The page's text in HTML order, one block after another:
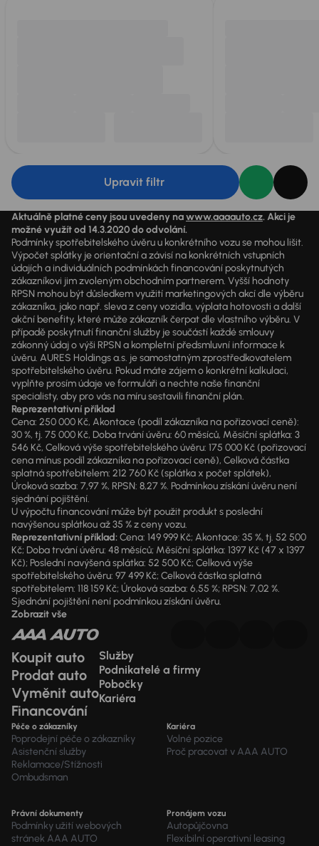
Upravit filtr
Aktuálně platné ceny jsou uvedeny nawww.aaaauto.cz. Akci je
možné využít od 14.3.2020 do odvolání.
Podmínky spotřebitelského úvěru u konkrétního vozu se mohou lišit.
Výpočet splátky je orientační a závisí na konkrétních vstupních
údajích a individuálních podmínkách financování poskytnutých
zákazníkovi jim zvoleným obchodním partnerem. Vyšší hodnoty
RPSN mohou být důsledkem využití marketingových akcí dle výběru
zákazníka, jako např. sleva z ceny vozidla, výplata hotovosti a další
akční benefity, které může zákazník čerpat dle vlastního výběru. V
případě poskytnutí finanční služby je součástí každé smlouvy
zákonný údaj o výši RPSN a kompletní předsmluvní informace k
úvěru. AURES Holdings a.s. je samostatným zprostředkovatelem
spotřebitelského úvěru. Pokud máte zájem o konkrétní kalkulaci,
vyplňte prosím údaje ve formuláři a nechte naše finanční
specialisty, aby pro vás na míru sestavili finanční plán.
Reprezentativní příklad
Cena: 250 000 Kč, Akontace (podíl zákazníka na pořizovací ceně):
30 %, tj. 75 000 Kč, Doba trvání úvěru: 60 měsíců, Měsíční splátka: 3
546 Kč, Celková výše spotřebitelského úvěru: 175 000 Kč (pořizovací
cena mínus podíl zákazníka na pořizovací ceně), Celková částka
splatná spotřebitelem: 212 760 Kč (splátka x počet splátek),
Úroková sazba: 7,97 %, RPSN: 8,27 %. Podmínkou získání úvěru není
sjednání pojištění.
U výpočtu financování může být použit produkt s poslední
navýšenou splátkou až 35 % z ceny vozu.
Reprezentativní příklad:Cena: 149 999 Kč; Akontace: 35 %, tj. 52 500
Kč; Doba trvání úvěru: 48 měsíců; Měsíční splátka: 1397 Kč (47 x 1397
Kč); Poslední navýšená splátka: 52 500 Kč; Celková výše
spotřebitelského úvěru: 97 499 Kč; Celková částka splatná
spotřebitelem: 118 159 Kč; Úroková sazba: 6,55 %; RPSN: 7,02 %.
Sjednání pojištění není podmínkou získání úvěru.
Zobrazit vše
Koupit auto
Prodat auto
Vyměnit auto
Financování
Služby
Podnikatelé a firmy
Pobočky
Kariéra
Péče o zákazníky
Poprodejní péče o zákazníky
Asistenční služby
Reklamace/Stížnosti
Ombudsman
Kariéra
Volné pozice
Proč pracovat v AAA AUTO
Právní dokumenty
Podmínky užití webových
stránek AAA AUTO
Pronájem vozu
Autopůjčovna
Flexibilní operativní leasing